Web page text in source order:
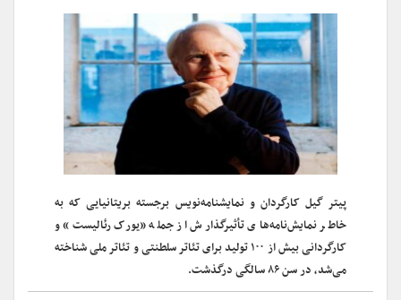
پیتر گیل کارگردان و نمایشنامه‌نویس برجسته بریتانیایی که به
خاطر نمایش‌نامه‌های تأثیرگذارش از جمله «یورک رئالیست» و
کارگردانی بیش از ۱۰۰ تولید برای تئاتر سلطنتی و تئاتر ملی شناخته
می‌شد، در سن ۸۶ سالگی درگذشت.